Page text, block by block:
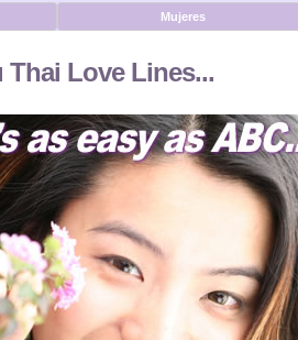
Mujeres
Thai Love Lines...